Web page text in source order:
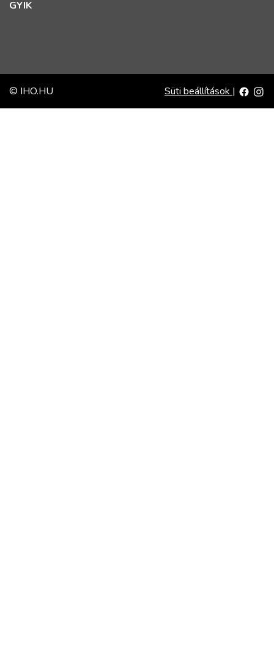
GYIK
© IHO.HU Süti beállítások |